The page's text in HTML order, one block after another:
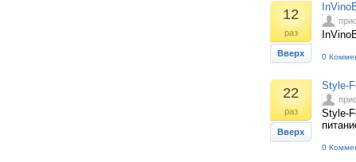
12
раз
Вверх 0
22
раз
Вверх
Style-
Style-
0